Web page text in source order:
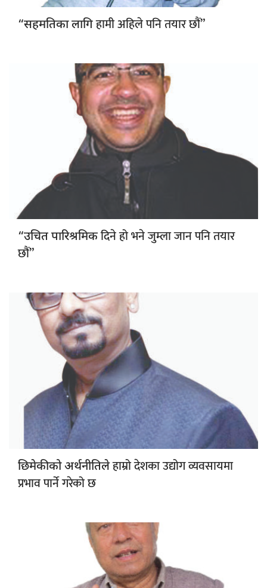
“सहमतिका लागिहामी अहिले पनि तयार छौं”
“उचित पारिश्रमिकदिने हो भने जुम्ला जान पनि तयार
छौं”
छिमेकीको अर्थनीतिलेहाम्रो देशका उद्योग व्यवसायमा
प्रभाव पार्ने गरेको छ